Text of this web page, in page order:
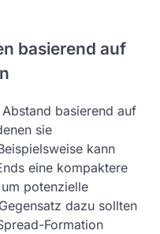
basierend auf
basierend auf
sie
kann
eine kompaktere
potenzielle
dazu sollten
Formation